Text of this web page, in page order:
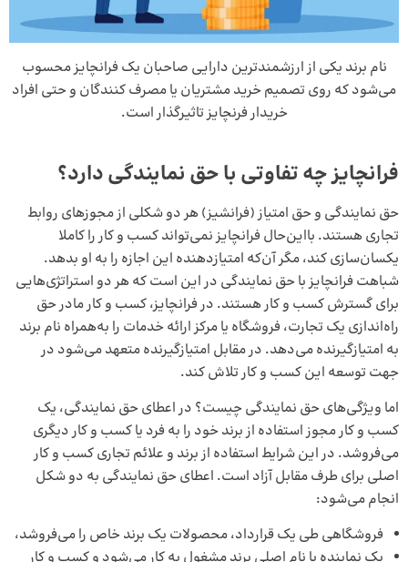
نام برند یکی از ارزشمندترین دارایی صاحبان یک فرانچایز محسوب
می‌شود که روی تصمیم خرید مشتریان یا مصرف کنندگان و حتی افراد
خریدار فرنچایز تاثیرگذار است.
فرانچایز چه تفاوتی با حق نمایندگی دارد؟
حق نمایندگی و حق امتیاز (فرانشیز) هر دو شکلی از مجوزهای روابط
تجاری هستند. بااین‌حال فرانچایز نمی‌تواند کسب و کار را کاملا
یکسان‌سازی کند، مگر آن‌که امتیازدهنده این اجازه را به او بدهد.
شباهت فرانچایز با حق نمایندگی در این است که هر دو استراتژی‌هایی
برای گسترش کسب و کار هستند. در فرانچایز، کسب و کار مادر حق
راه‌اندازی یک تجارت، فروشگاه یا مرکز ارائه خدمات را به‌همراه نام برند
به امتیازگیرنده می‌دهد. در مقابل امتیازگیرنده متعهد می‌شود در
جهت توسعه این کسب و کار تلاش کند.
اما ویژگی‌های حق نمایندگی چیست؟ در اعطای حق نمایندگی، یک
کسب و کار مجوز استفاده از برند خود را به فرد یا کسب و کار دیگری
می‌فروشد. در این شرایط استفاده از برند و علائم تجاری کسب و کار
اصلی برای طرف مقابل آزاد است. اعطای حق نمایندگی به دو شکل
انجام می‌شود:
فروشگاهی طی یک قرارداد، محصولات یک برند خاص را می‌فروشد،
یک نماینده با نام اصلی برند مشغول به کار می‌شود و کسب و کار